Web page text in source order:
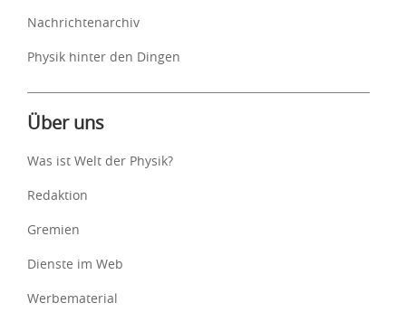
Nachrichtenarchiv
Physik hinter den Dingen
Über uns
Was ist Welt der Physik?
Redaktion
Gremien
Dienste im Web
Werbematerial